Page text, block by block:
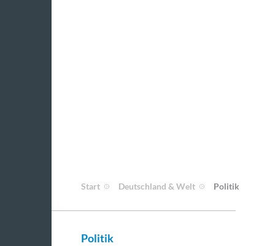
Start Deutschland & Welt Politik
Politik